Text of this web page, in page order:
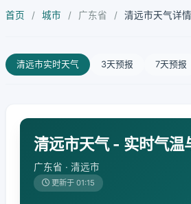
首页 / 城市 / 广东省 / 清远市天气详情
清远市实时天气 3天预报 7天预报
清远市天气 - 实时气温
广东省 · 清远市
更新于 01:15